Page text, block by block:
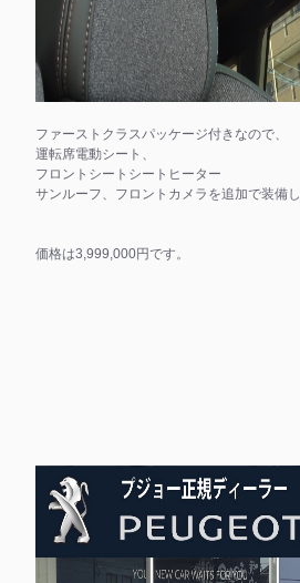
ファーストクラスパッケージ付きなので、
運転席電動シート、
フロントシートシートヒーター
サンルーフ、フロントカメラを追加で装備
価格は3,999,000円です。